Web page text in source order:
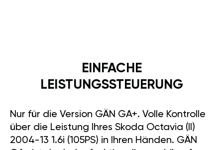
EINFACHE
LEISTUNGSSTEUERUNG
Nur für die Version GÄN GA+. Volle Kontrolle
über die Leistung Ihres Skoda Octavia (II)
2004-13 1.6i (105PS) in Ihren Händen. GÄN